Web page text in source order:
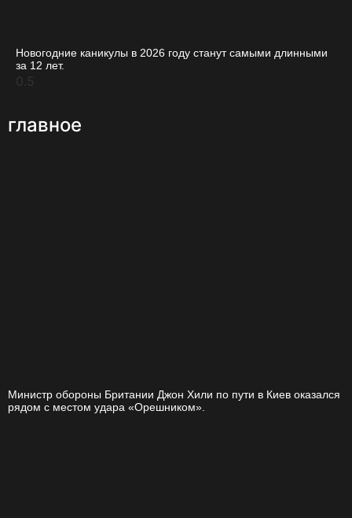
Новогодние каникулы в 2026 году станут самыми длинными
за 12 лет.
главное
Министр обороны Британии Джон Хили по пути в Киев оказался
рядом с местом удара «Орешником».